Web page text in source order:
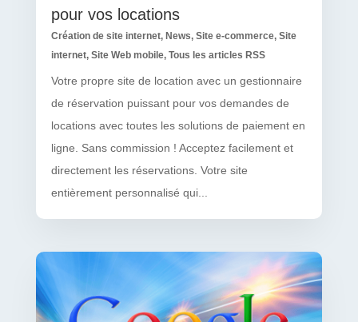
pour vos locations
Création de site internet, News, Site e-commerce, Site
internet, Site Web mobile, Tous les articles RSS
Votre propre site de location avec un gestionnaire
de réservation puissant pour vos demandes de
locations avec toutes les solutions de paiement en
ligne. Sans commission ! Acceptez facilement et
directement les réservations. Votre site
entièrement personnalisé qui...